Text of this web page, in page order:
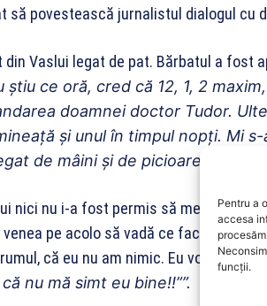
Pentru a
accesa
funcții.
să povestească jurnalistul dialogul cu
din Vaslui legat de pat. Bărbatul a fost
știu ce oră, cred că 12, 1, 2
rea doamnei doctor Tudor.
și unul în timpul nopți. Mi
de mâini și de picioare”.
nici nu i-a fost permis să meargă la
pe acolo să vadă ce fac eu, eu
că eu nu am nimic. Eu voiam să
nu mă simt eu bine!!””.